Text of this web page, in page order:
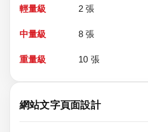
2 張
8 張
10 張
網站文字頁面設計